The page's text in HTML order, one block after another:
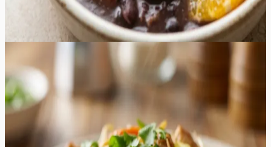
Kana Chow Mein
Kana Chow Mein on Hiina köögi klassika, mis pakub
sügavaid umami maitseid, krõmpsuvaid köögivilju ja
täiuslikult praetud nuudleid. See retsept on loodud
pakkuma autentset "takeout" kogemust otse teie